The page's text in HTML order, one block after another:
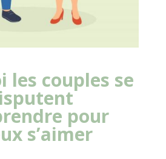
les couples se
pour
s’aimer